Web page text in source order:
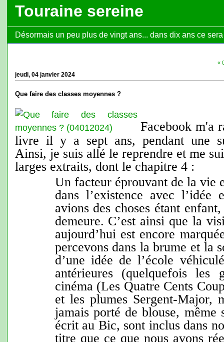
Touraine sereine
Désormais un peu plus de vingt ans... dans dix ans ce
«
jeudi, 04 janvier 2024
Que faire des classes moyennes ?
Facebook m'a
livre il y a sept ans, pendant une
Ainsi, je suis allé le reprendre et me
larges extraits, dont le chapitre 4 :
Un facteur éprouvant de la vie
dans l’existence avec
avions des choses étant
demeure. C’est ainsi que la
aujourd’hui est encore
percevons dans la brume et la
d’une idée de l’école
antérieures (quelquefois les
cinéma (Les Quatre Cents
et les plumes Sergent-Major,
jamais porté de blouse, même
écrit au Bic, sont inclus dans
titre que ce que nous avons